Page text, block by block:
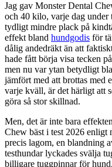
Jag gav Monster Dental
och 40 kilo, varje dag under
tydligt mindre plack på
effekt bland hundgodis för
dålig andedräkt än att
hade fått börja visa tecken
men nu var ytan betydligt
jämfört med att brottas med
varje kväll, är det härligt att
göra så stor skillnad.
Men, det är inte bara
Chew bäst i test 2026 enligt
precis lagom, en blandning
testhundar lyckades svälja
billigare tuggpinnar för